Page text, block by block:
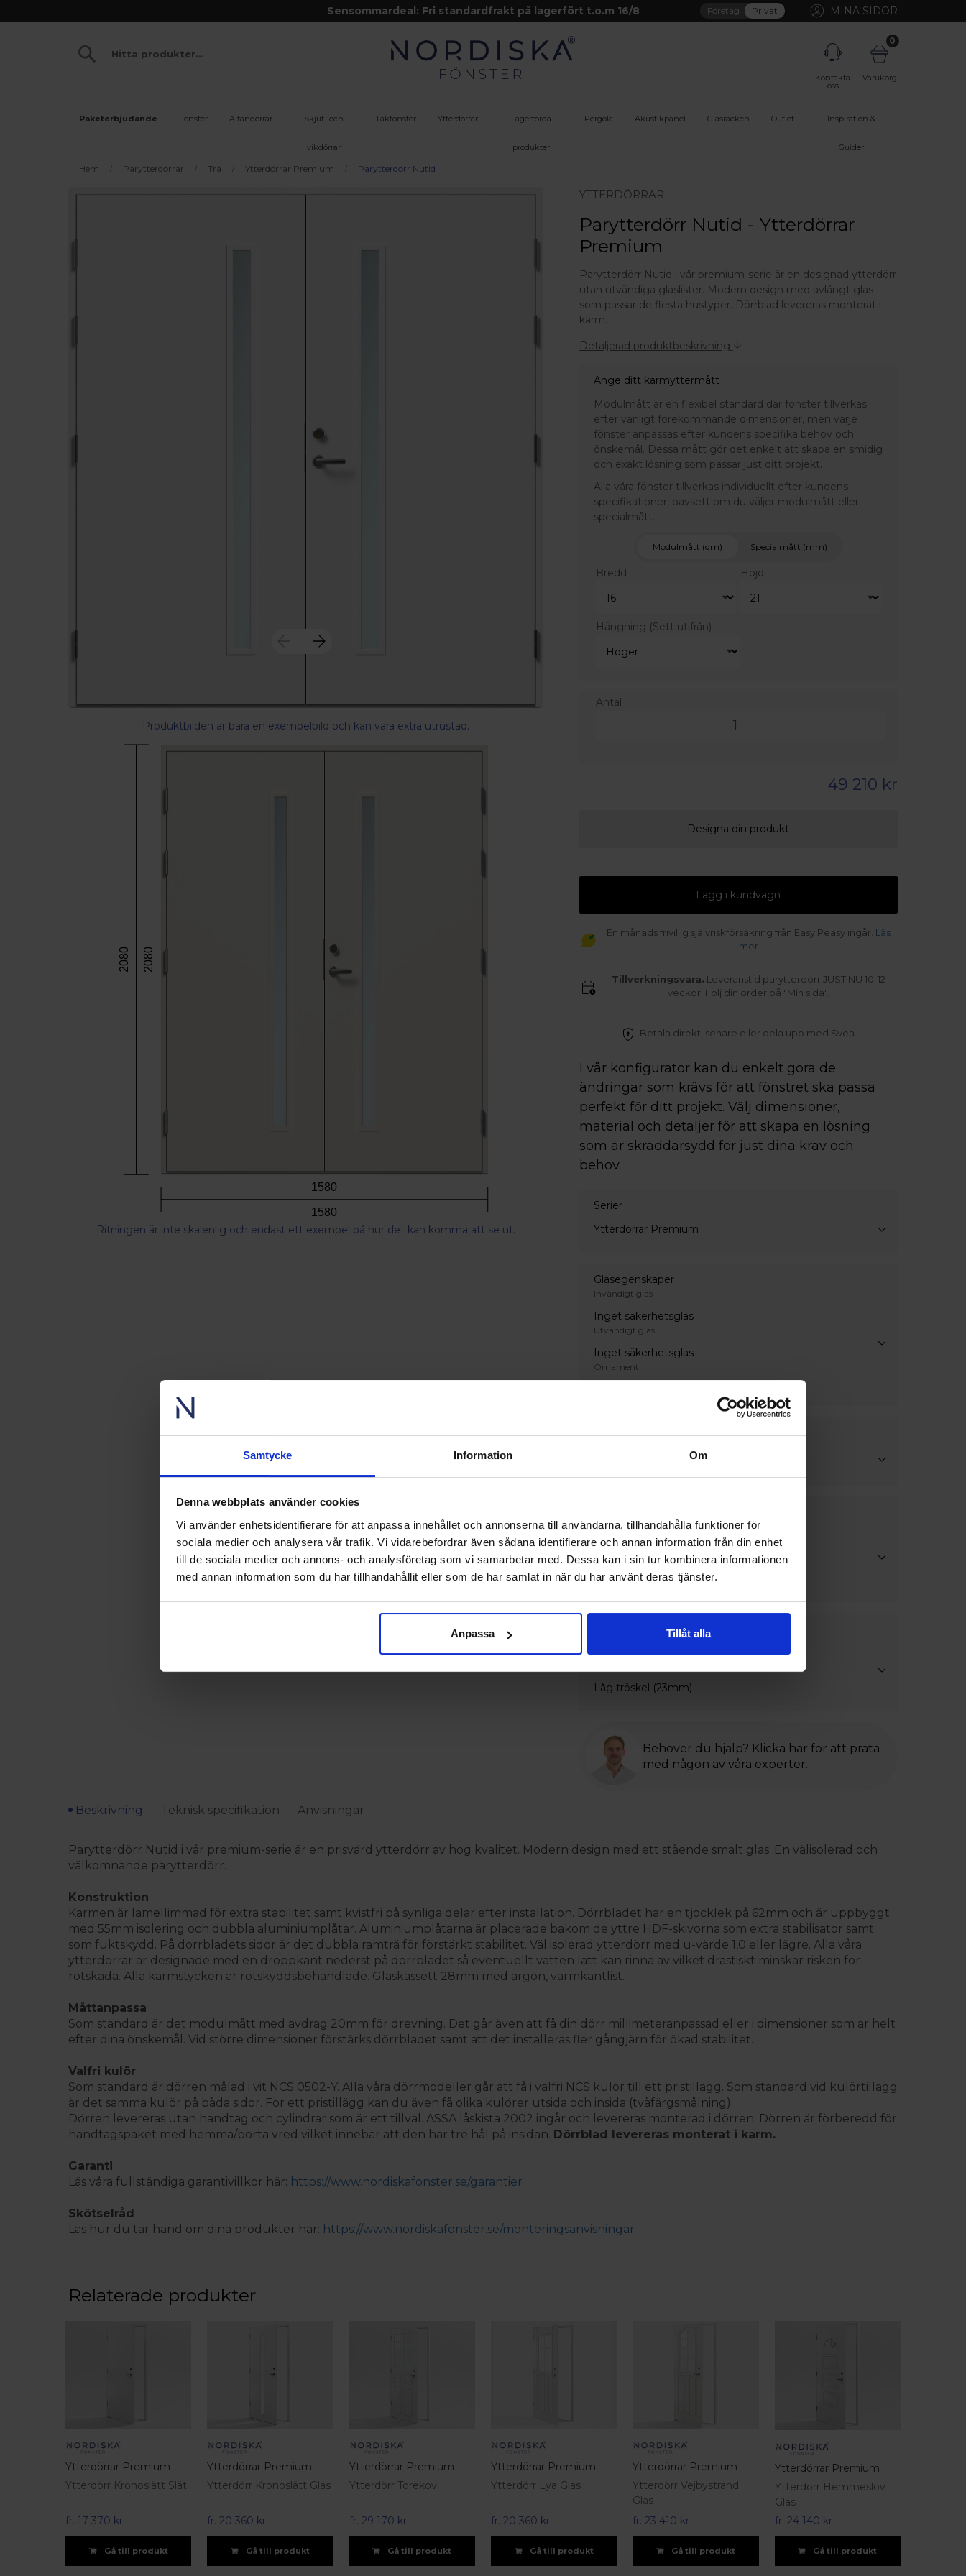
Samtycke Information Om
Denna webbplats använder cookies
Vi använder enhetsidentifierare för att anpassa innehållet och annonserna till användarna, tillhandahålla funktioner för
sociala medier och analysera vår trafik. Vi vidarebefordrar även sådana identifierare och annan information från din enhet
till de sociala medier och annons- och analysföretag som vi samarbetar med. Dessa kan i sin tur kombinera informationen
med annan information som du har tillhandahållit eller som de har samlat in när du har använt deras tjänster.
Anpassa Tillåt alla
Sensommardeal: Fri standardfrakt på lagerfört t.o.m 16/8 Företag Privat MINA SIDOR
Kontakta
oss
0
Varukorg
Paketerbjudande Fönster Altandörrar Skjut- och
vikdörrar
Takfönster Ytterdörrar Lagerförda
produkter
Pergola Akustikpanel Glasräcken Outlet Inspiration &
Guider
Hem Parytterdörrar Trä Ytterdörrar Premium Parytterdörr Nutid
Produktbilden är bara en exempelbild och kan vara extra utrustad.
1580
1580
2080
2080
Ritningen är inte skalenlig och endast ett exempel på hur det kan komma att se ut.
YTTERDÖRRAR
Parytterdörr Nutid - Ytterdörrar
Premium
Parytterdörr Nutid i vår premium-serie är en designad ytterdörr
utan utvändiga glaslister. Modern design med avlångt glas
som passar de flesta hustyper. Dörrblad levereras monterat i
karm.
Detaljerad produktbeskrivning
Ange ditt karmyttermått
Modulmått är en flexibel standard där fönster tillverkas
efter vanligt förekommande dimensioner, men varje
fönster anpassas efter kundens specifika behov och
önskemål. Dessa mått gör det enkelt att skapa en smidig
och exakt lösning som passar just ditt projekt.
Alla våra fönster tillverkas individuellt efter kundens
specifikationer, oavsett om du väljer modulmått eller
specialmått.
Modulmått (dm) Specialmått (mm)
Bredd Höjd
Hängning (Sett utifrån)
Antal
49 210 kr
Designa din produkt
Lägg i kundvagn
En månads frivillig självriskförsäkring från Easy Peasy ingår. Läs
mer
Tillverkningsvara. Leveranstid parytterdörr JUST NU 10-12
veckor. Följ din order på "Min sida".
Betala direkt, senare eller dela upp med Svea.
I vår konfigurator kan du enkelt göra de
ändringar som krävs för att fönstret ska passa
perfekt för ditt projekt. Välj dimensioner,
material och detaljer för att skapa en lösning
som är skräddarsydd för just dina krav och
behov.
Serier
Ytterdörrar Premium
Glasegenskaper
Invändigt glas
Inget säkerhetsglas
Utvändigt glas
Inget säkerhetsglas
Ornament
Handtag
Invändig kulör
S 0502-Y
Utvändig kulör
Extrautrustning
Låg tröskel (23mm)
Behöver du hjälp? Klicka här för att prata
med någon av våra experter.
Beskrivning Teknisk specifikation Anvisningar
Parytterdörr Nutid i vår premium-serie är en prisvärd ytterdörr av hög kvalitet. Modern design med ett stående smalt glas. En välisolerad och
välkomnande parytterdörr.
Konstruktion
Karmen är lamellimmad för extra stabilitet samt kvistfri på synliga delar efter installation. Dörrbladet har en tjocklek på 62mm och är uppbyggt
med 55mm isolering och dubbla aluminiumplåtar. Aluminiumplåtarna är placerade bakom de yttre HDF-skivorna som extra stabilisator samt
som fuktskydd. På dörrbladets sidor är det dubbla ramträ för förstärkt stabilitet. Väl isolerad ytterdörr med u-värde 1,0 eller lägre. Alla våra
ytterdörrar är designade med en droppkant nederst på dörrbladet så eventuellt vatten lätt kan rinna av vilket drastiskt minskar risken för
rötskada. Alla karmstycken är rötskyddsbehandlade. Glaskassett 28mm med argon, varmkantlist.
Måttanpassa
Som standard är det modulmått med avdrag 20mm för drevning. Det går även att få din dörr millimeteranpassad eller i dimensioner som är helt
efter dina önskemål. Vid större dimensioner förstärks dörrbladet samt att det installeras fler gångjärn för ökad stabilitet.
Valfri kulör
Som standard är dörren målad i vit NCS 0502-Y. Alla våra dörrmodeller går att få i valfri NCS kulör till ett pristillägg. Som standard vid kulörtillägg
är det samma kulör på båda sidor. För ett pristillägg kan du även få olika kulörer utsida och insida (tvåfärgsmålning).
Dörren levereras utan handtag och cylindrar som är ett tillval. ASSA låskista 2002 ingår och levereras monterad i dörren. Dörren är förberedd för
handtagspaket med hemma/borta vred vilket innebär att den har tre hål på insidan. Dörrblad levereras monterat i karm.
Garanti
Läs våra fullständiga garantivillkor här: https://www.nordiskafonster.se/garantier
Skötselråd
Läs hur du tar hand om dina produkter här: https://www.nordiskafonster.se/monteringsanvisningar
Relaterade produkter
Ytterdörrar Premium
Ytterdörr Kronoslätt Slät
fr. 17 370 kr
Gå till produkt
Ytterdörrar Premium
Ytterdörr Kronoslätt Glas
fr.20 360 kr
Gå till produkt
Ytterdörrar Premium
Ytterdörr Torekov
fr. 29 170 kr
Gå till produkt
Ytterdörrar Premium
Ytterdörr Lya Glas
fr. 20 360 kr
Gå till produkt
Ytterdörrar Premium
Ytterdörr Vejbystrand
Glas
fr.23 410 kr
Gå till produkt
Ytterdörrar Premium
Ytterdörr Hemmeslöv
Glas
fr. 24 140 kr
Gå till produkt